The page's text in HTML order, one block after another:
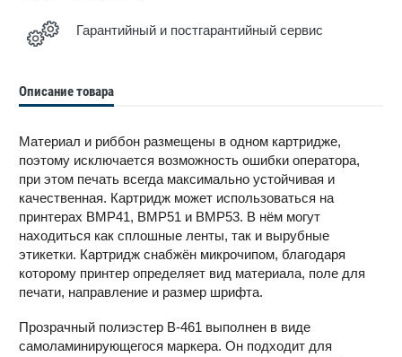
Гарантийный и постгарантийный сервис
Описание товара
Материал и риббон размещены в одном картридже,
поэтому исключается возможность ошибки оператора,
при этом печать всегда максимально устойчивая и
качественная. Картридж может использоваться на
принтерах BMP41, BMP51 и BMP53. В нём могут
находиться как сплошные ленты, так и вырубные
этикетки. Картридж снабжён микрочипом, благодаря
которому принтер определяет вид материала, поле для
печати, направление и размер шрифта.
Прозрачный полиэстер B-461 выполнен в виде
самоламинирующегося маркера. Он подходит для